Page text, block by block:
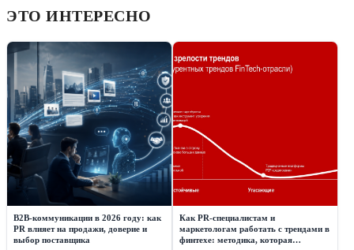
ЭТО ИНТЕРЕСНО
B2B-коммуникации в 2026 году: как
PR влияет на продажи, доверие и
выбор поставщика
Как PR-специалистам и
маркетологам работать с трендами в
финтехе: методика, которая